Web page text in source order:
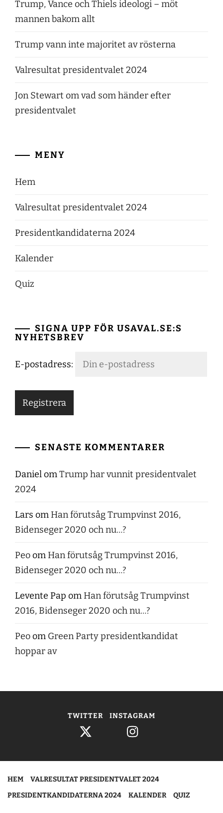
Trump, Vance och Thiels ideologi – möt
mannen bakom allt
Trump vann inte majoritet av rösterna
Valresultat presidentvalet 2024
Jon Stewart om vad som händer efter
presidentvalet
MENY
Hem
Valresultat presidentvalet 2024
Presidentkandidaterna 2024
Kalender
Quiz
SIGNA UPP FÖR USAVAL.SE:S
NYHETSBREV
E-postadress:
SENASTE KOMMENTARER
DanielomTrump har vunnit presidentvalet
2024
Lars om Han förutsåg Trumpvinst 2016,
Bidenseger 2020 och nu…?
Peoom Han förutsåg Trumpvinst 2016,
Bidenseger 2020 och nu…?
Levente Pap om Han förutsåg Trumpvinst
2016, Bidenseger 2020 och nu…?
Peoom Green Party presidentkandidat
hoppar av
TWITTER INSTAGRAM
HEM
VALRESULTAT PRESIDENTVALET 2024
PRESIDENTKANDIDATERNA 2024
KALENDER QUIZ